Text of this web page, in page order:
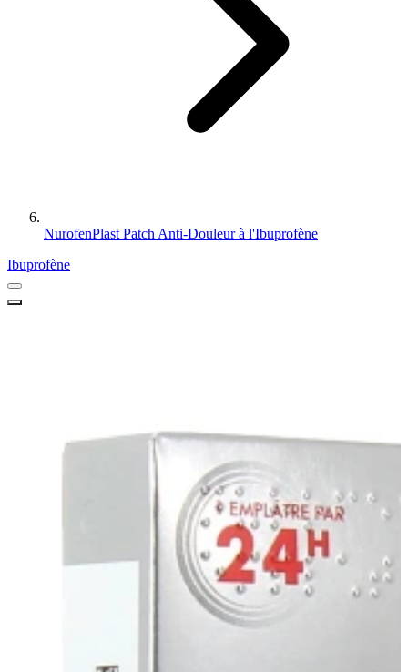
NurofenPlast Patch Anti-Douleur à l'Ibuprofène
Ibuprofène